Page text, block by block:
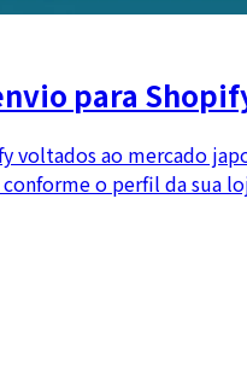
para
voltados ao mercado
o perfil da sua